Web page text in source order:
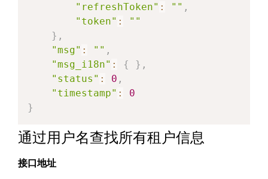
"refreshToken" : "" ,
"token" :
""
} ,
"msg" : "" ,
"msg_i18n" : { } ,
"status" : 0 ,
"timestamp" :
0
}
通过用户名查找所有租户信息
接口地址